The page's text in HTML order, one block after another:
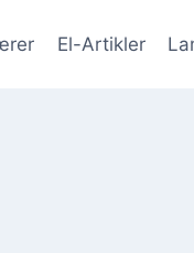
El-Artikler